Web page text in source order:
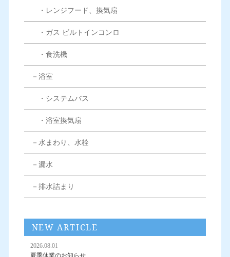
・レンジフード、換気扇
・ガス ビルトインコンロ
・食洗機
－浴室
・システムバス
・浴室換気扇
－水まわり、水栓
－漏水
－排水詰まり
NEW ARTICLE
2026.08.01
夏季休業のお知らせ